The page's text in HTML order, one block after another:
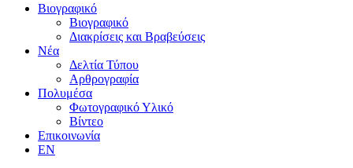
Βιογραφικό
Βιογραφικό
Διακρίσεις και Βραβεύσεις
Νέα
Δελτία Τύπου
Αρθρογραφία
Πολυμέσα
Φωτογραφικό Υλικό
Βίντεο
Επικοινωνία
EN